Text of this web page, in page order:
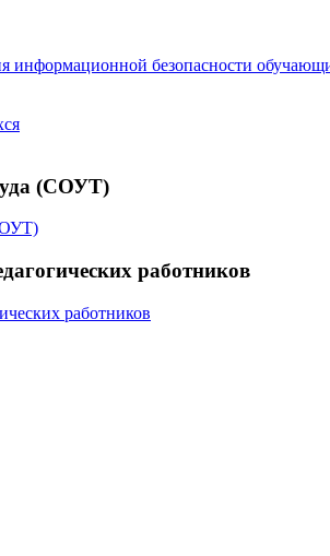
информационной безопасности
(СОУТ)
работников
работников